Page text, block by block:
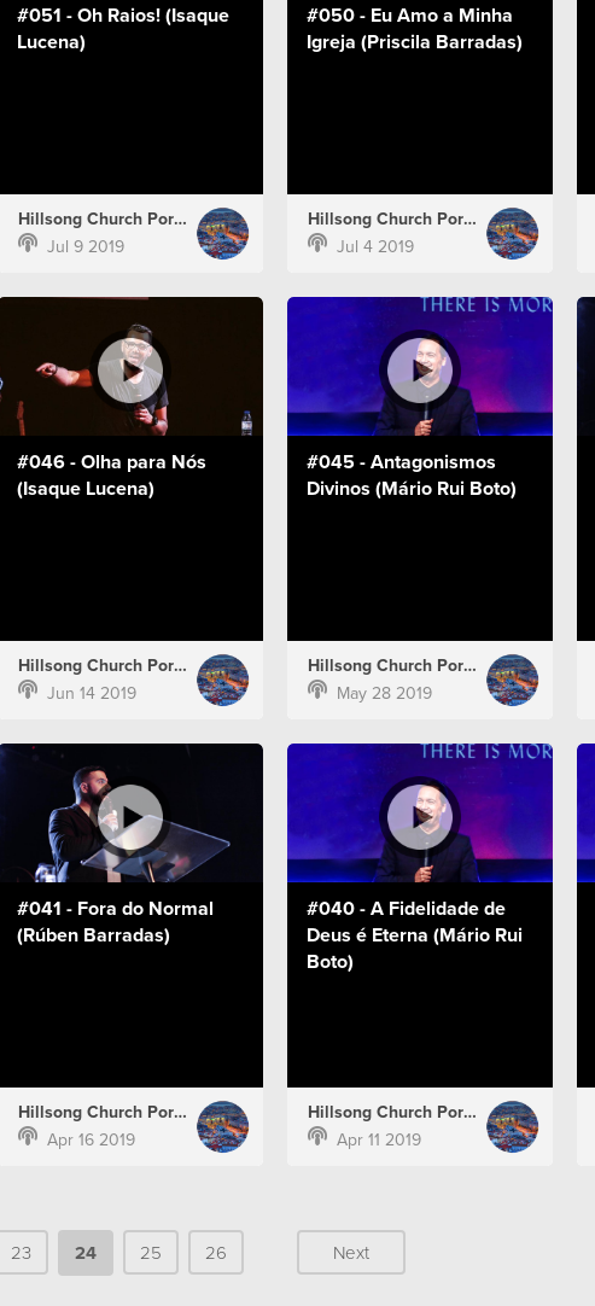
#051 - Oh Raios! (Isaque
Lucena)
Hillsong Church Portugal
Jul 9 2019
#050 - Eu Amo a Minha
Igreja (Priscila Barradas)
Hillsong Church Portugal
Jul 4 2019
#046 - Olha para Nós
(Isaque Lucena)
Hillsong Church Portugal
Jun 14 2019
#045 - Antagonismos
Divinos (Mário Rui Boto)
Hillsong Church Portugal
May 28 2019
#041 - Fora do Normal
(Rúben Barradas)
Hillsong Church Portugal
Apr 16 2019
#040 - A Fidelidade de
Deus é Eterna (Mário Rui
Boto)
Hillsong Church Portugal
Apr 11 2019
23 24 25 26 Next